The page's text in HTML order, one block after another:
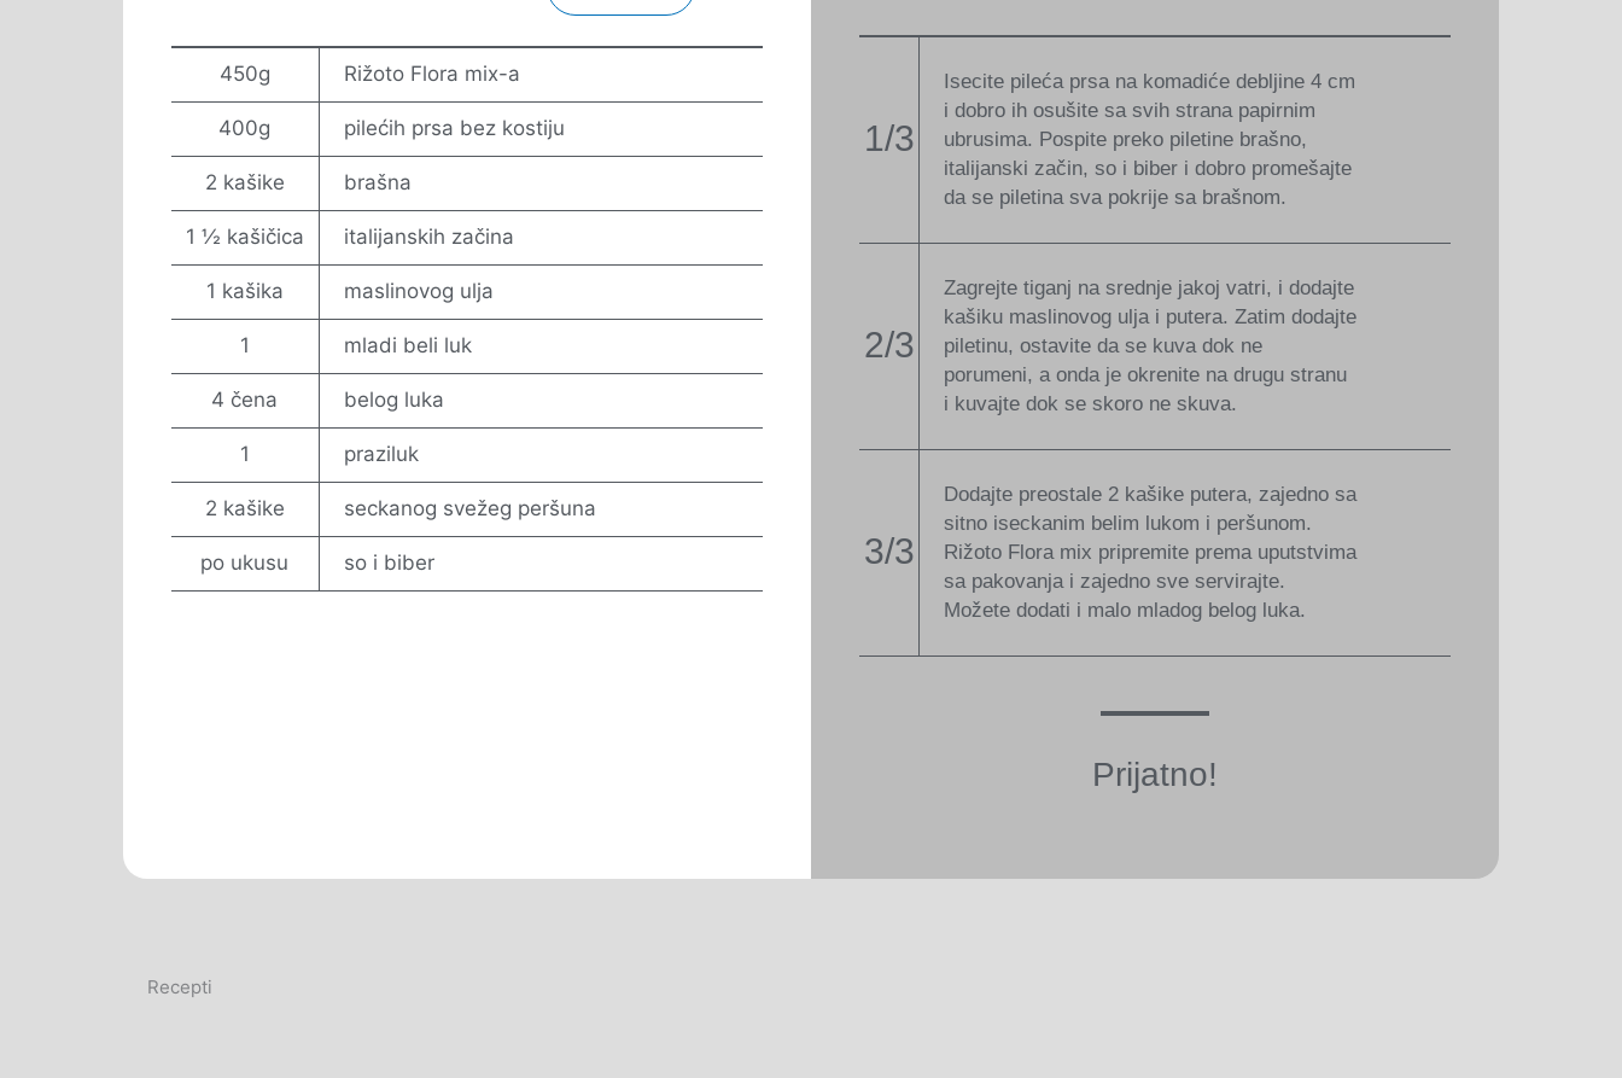
450g Rižoto Flora mix-a
400g pilećih prsa bez kostiju
2 kašike brašna
1 ½ kašičica italijanskih začina
1 kašika maslinovog ulja
1 mladi beli luk
4 čena belog luka
1 praziluk
2 kašike seckanog svežeg peršuna
po ukusu so i biber
1/3
Isecite pileća prsa na komadiće debljine 4 cm
i dobro ih osušite sa svih strana papirnim
ubrusima. Pospite preko piletine brašno,
italijanski začin, so i biber i dobro promešajte
da se piletina sva pokrije sa brašnom.
2/3
Zagrejte tiganj na srednje jakoj vatri, i dodajte
kašiku maslinovog ulja i putera. Zatim dodajte
piletinu, ostavite da se kuva dok ne
porumeni, a onda je okrenite na drugu stranu
i kuvajte dok se skoro ne skuva.
3/3
Dodajte preostale 2 kašike putera, zajedno sa
sitno iseckanim belim lukom i peršunom.
Rižoto Flora mix pripremite prema uputstvima
sa pakovanja i zajedno sve servirajte.
Možete dodati i malo mladog belog luka.
Prijatno!
Recepti